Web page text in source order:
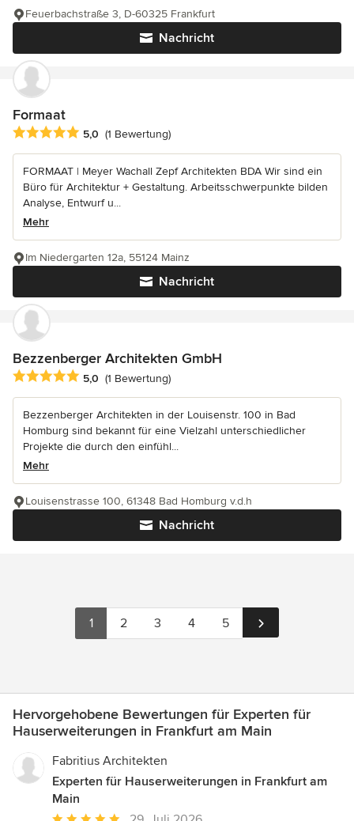
Nachricht
Feuerbachstraße 3, D-60325 Frankfurt
Formaat
Durchschnittliche Bewertung: 5 von 5 Sternen
5,0 (1 Bewertung)
FORMAAT | Meyer Wachall Zepf Architekten BDA Wir sind ein
Büro für Architektur + Gestaltung. Arbeitsschwerpunkte bilden
Analyse, Entwurf u...
Mehr
Nachricht
Im Niedergarten 12a, 55124 Mainz
Bezzenberger Architekten GmbH
Durchschnittliche Bewertung: 5 von 5 Sternen
5,0 (1 Bewertung)
Bezzenberger Architekten in der Louisenstr. 100 in Bad
Homburg sind bekannt für eine Vielzahl unterschiedlicher
Projekte die durch den einfühl...
Mehr
Nachricht
Louisenstrasse 100, 61348 Bad Homburg v.d.h
1 2 3 4 5
Hervorgehobene Bewertungen für Experten für
Hauserweiterungen in Frankfurt am Main
Fabritius Architekten
Experten für Hauserweiterungen in Frankfurt am
Main